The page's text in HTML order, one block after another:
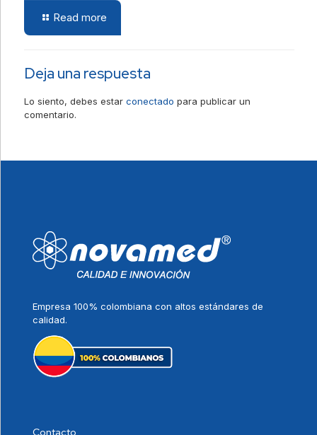
Read more
Deja una respuesta
Lo siento, debes estar conectado para publicar un
comentario.
Empresa 100% colombiana con altos estándares de
calidad.
Contacto